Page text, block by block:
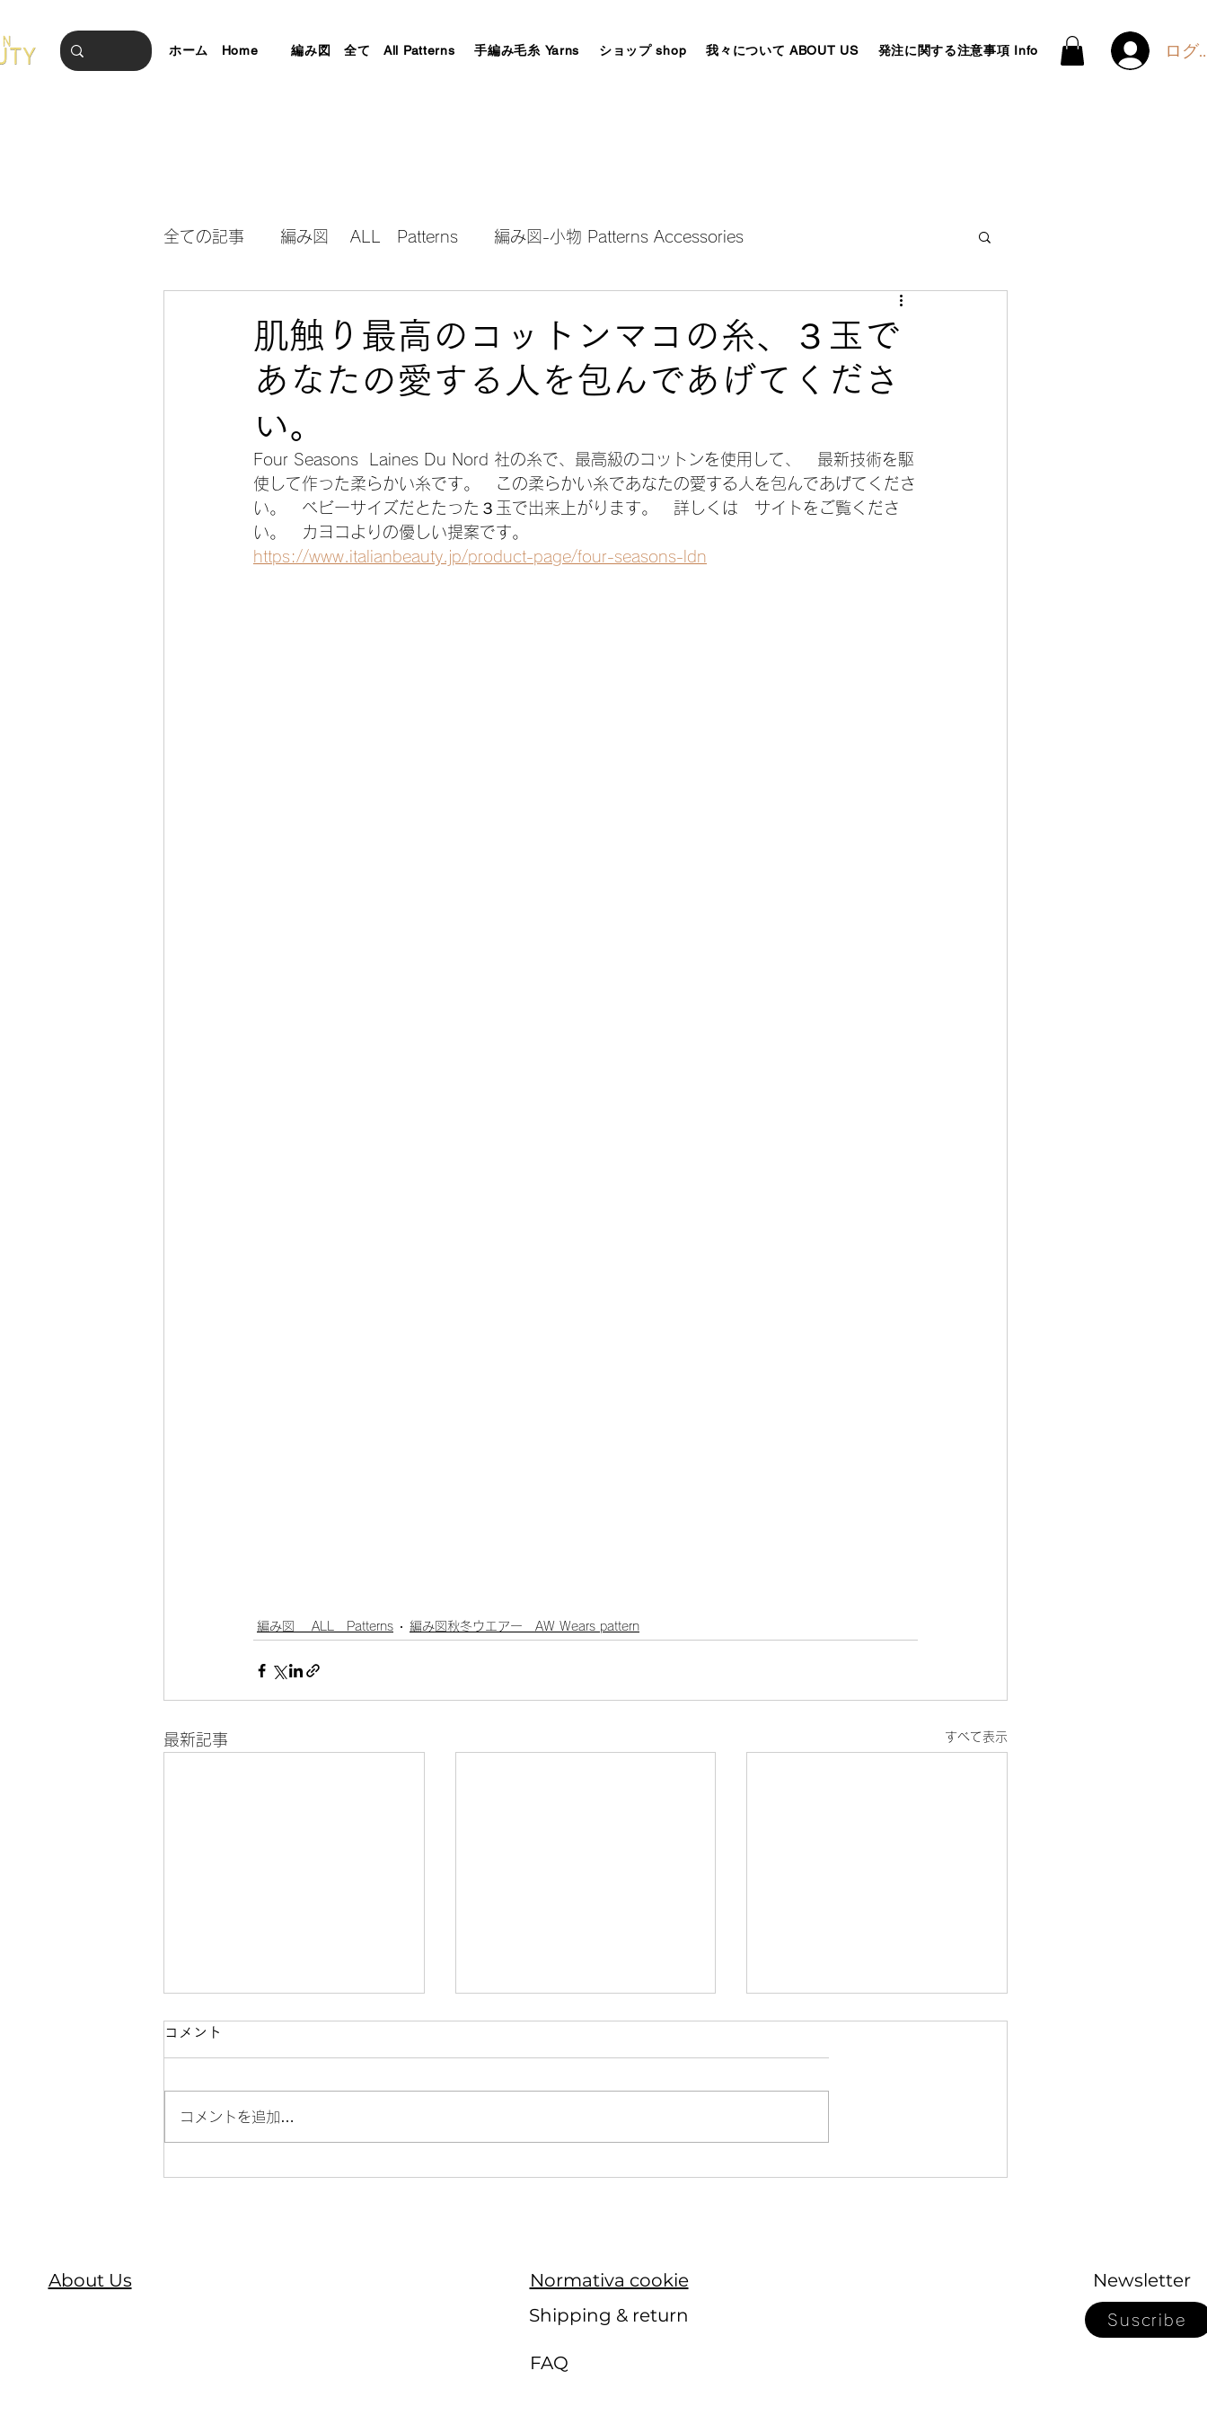
ホーム Home 編み図 全て All Patterns 手編み毛糸 Yarns ショップ shop 我々について ABOUT US 発注に関する注意事項 Info ログ
全ての記事 編み図 ALL Patterns 編み図-小物 Patterns Accessories
編み図秋冬ウエアー AW Wears pattern
編み図春夏小物 SS Accessories Patterns 手編み毛糸 全て All Yarns
手編み毛糸 秋冬 AW yarns 手編み毛糸 春夏 SS yarns
編み図 春夏ウエアーSSWears Patterns
肌触り最高のコットンマコの糸、３玉で
あなたの愛する人を包んであげてくださ
い。
Four Seasons  Laines Du Nord 社の糸で、最高級のコットンを使用して、　最新技術を駆
使して作った柔らかい糸です。　この柔らかい糸であなたの愛する人を包んであげてくださ
い。　ベビーサイズだとたった３玉で出来上がります。　詳しくは　サイトをご覧くださ
い。　カヨコよりの優しい提案です。
https://www.italianbeauty.jp/product-page/four-seasons-ldn
編み図 ALL Patterns 編み図秋冬ウエアー AW Wears pattern
最新記事 すべて表示
モヘア、オーガニックウール
最高級コットン１００％でベ
アクティブなデニム調のセー
コメント
コメントを追加…
About Us
Normativa cookie
Shipping & return
Newsletter
Suscribe
FAQ